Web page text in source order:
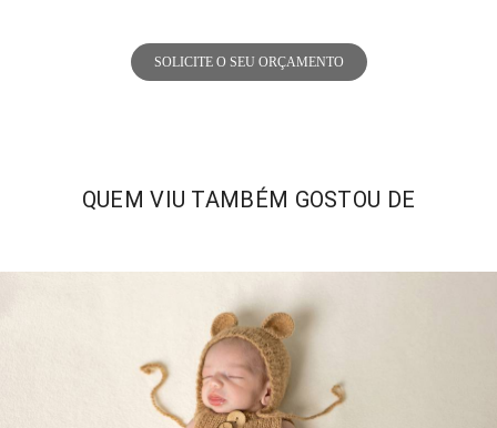
SOLICITE O SEU ORÇAMENTO
QUEM VIU TAMBÉM GOSTOU DE